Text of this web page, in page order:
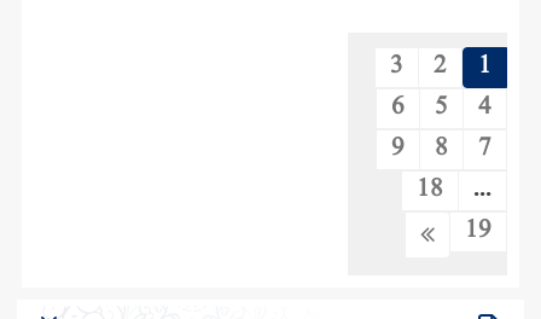
1
2
3
4
5
6
7
8
9
...
18
19